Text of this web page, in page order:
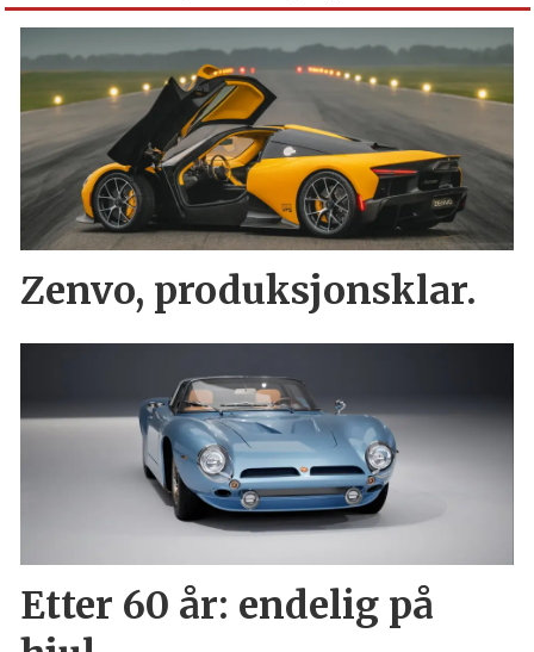
Zenvo, produksjonsklar.
Etter 60 år: endelig på